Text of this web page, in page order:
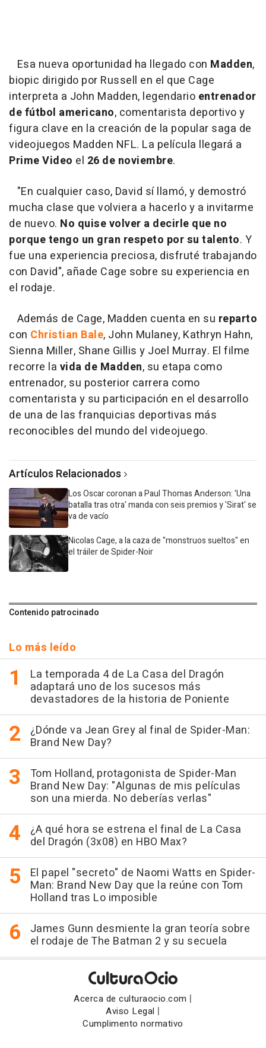
Esa nueva oportunidad ha llegado con Madden,
biopic dirigido por Russell en el que Cage
interpreta a John Madden, legendario entrenador
de fútbol americano, comentarista deportivo y
figura clave en la creación de la popular saga de
videojuegos Madden NFL. La película llegará a
Prime Video el 26 de noviembre.
"En cualquier caso, David sí llamó, y demostró
mucha clase que volviera a hacerlo y a invitarme
de nuevo. No quise volver a decirle que no
porque tengo un gran respeto por su talento. Y
fue una experiencia preciosa, disfruté trabajando
con David", añade Cage sobre su experiencia en
el rodaje.
Además de Cage, Madden cuenta en su reparto
con Christian Bale, John Mulaney, Kathryn Hahn,
Sienna Miller, Shane Gillis y Joel Murray. El filme
recorre la vida de Madden, su etapa como
entrenador, su posterior carrera como
comentarista y su participación en el desarrollo
de una de las franquicias deportivas más
reconocibles del mundo del videojuego.
Artículos Relacionados
Los Oscar coronan a Paul Thomas Anderson: 'Una
batalla tras otra' manda con seis premios y 'Sirat' se
va de vacío
Nicolas Cage, a la caza de "monstruos sueltos" en
el tráiler de Spider-Noir
Contenido patrocinado
Lo más leído
La temporada 4 de La Casa del Dragón
adaptará uno de los sucesos más
devastadores de la historia de Poniente
¿Dónde va Jean Grey al final de Spider-Man:
Brand New Day?
Tom Holland, protagonista de Spider-Man
Brand New Day: "Algunas de mis películas
son una mierda. No deberías verlas"
¿A qué hora se estrena el final de La Casa
del Dragón (3x08) en HBO Max?
El papel "secreto" de Naomi Watts en Spider-
Man: Brand New Day que la reúne con Tom
Holland tras Lo imposible
James Gunn desmiente la gran teoría sobre
el rodaje de The Batman 2 y su secuela
Acerca de culturaocio.com |
Aviso Legal |
Cumplimento normativo